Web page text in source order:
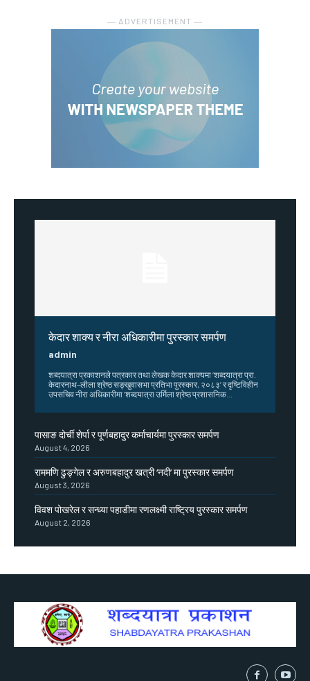
― ADVERTISEMENT ―
केदार शाक्य र नीरा अधिकारीमा पुरस्कार समर्पण
admin
शब्दयात्रा प्रकाशनले पत्रकार तथा लेखक केदार शाक्यमा ‘शब्दयात्रा प्रा.
केदारनाथ–लीला श्रेष्ठ सङ्खुवासभा प्रतिभा पुरस्कार, २०८३’ र दृष्टिविहीन
उपसचिव नीरा अधिकारीमा ‘शब्दयात्रा उर्मिला श्रेष्ठ प्रशासनिक...
पासाङ दोर्ची शेर्पा र पूर्णबहादुर कर्माचार्यमा पुरस्कार समर्पण
August 4, 2026
राममणि ढुङ्गेल र अरुणबहादुर खत्री ‘नदी’ मा पुरस्कार समर्पण
August 3, 2026
विवश पोखरेल र सन्ध्या पहाडीमा रणलक्ष्मी राष्ट्रिय पुरस्कार समर्पण
August 2, 2026